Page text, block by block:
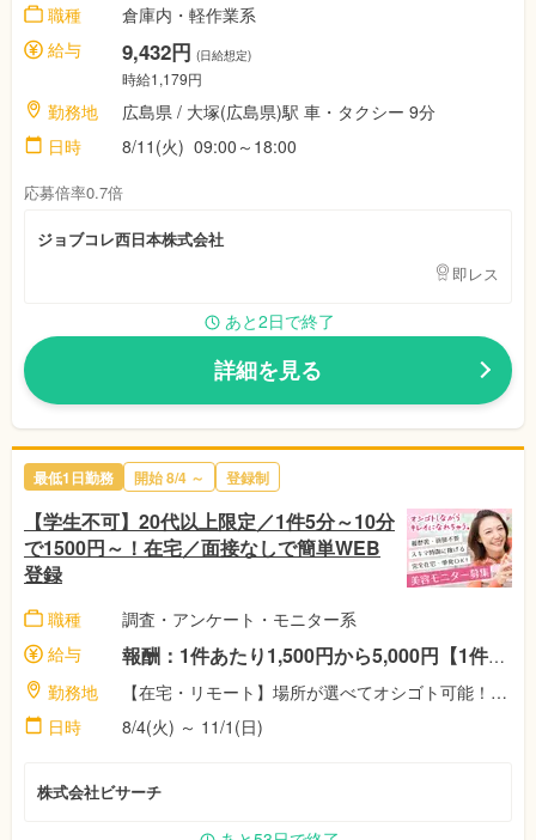
職種
倉庫内・軽作業系
給与
9,432円 (日給想定)
時給1,179円
勤務地
広島県 / 大塚(広島県)駅 車・タクシー 9分
日時
8/11(火) 09:00～18:00
応募倍率0.7倍
ジョブコレ西日本株式会社
即レス
あと2日で終了
詳細を見る
最低1日勤務 開始 8/4 ～ 登録制
【学生不可】20代以上限定／1件5分～10分
で1500円～！在宅／面接なしで簡単WEB
登録
職種
調査・アンケート・モニター系
給与
報酬：1件あたり1,500円から5,000円【1件5分～10分程度！】 ☆稼働者に祝い金最大11,500円！（※弊社規定による） 完全出来高制！対応した案件数に応じて、報酬額がアップします♪
勤務地
【在宅・リモート】場所が選べてオシゴト可能！空いた時間で自由に選択♪株式会社ビサーチ
日時
8/4(火) ～ 11/1(日)
株式会社ビサーチ